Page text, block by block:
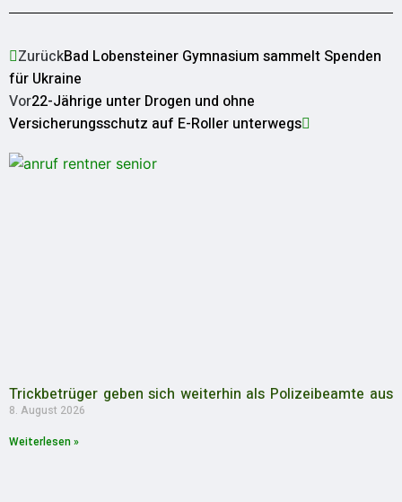
ZurückBad Lobensteiner Gymnasium sammelt Spenden
für Ukraine
Vor22-Jährige unter Drogen und ohne
Versicherungsschutz auf E-Roller unterwegs
Trickbetrüger geben sich weiterhin als Polizeibeamte aus
8. August 2026
Weiterlesen »